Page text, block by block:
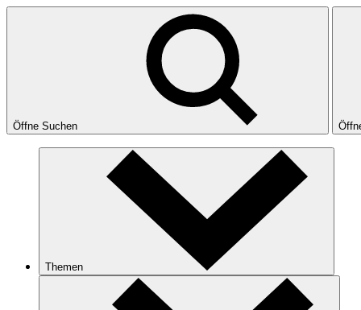
Öffne Suchen
Themen